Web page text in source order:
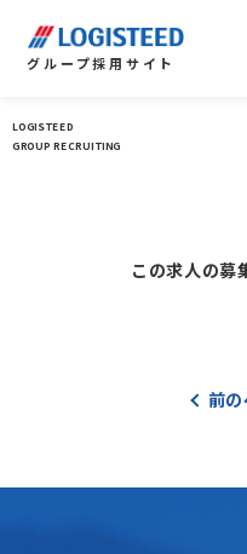
グループ採用サイト
LOGISTEED
GROUP RECRUITING
この求人の募
前